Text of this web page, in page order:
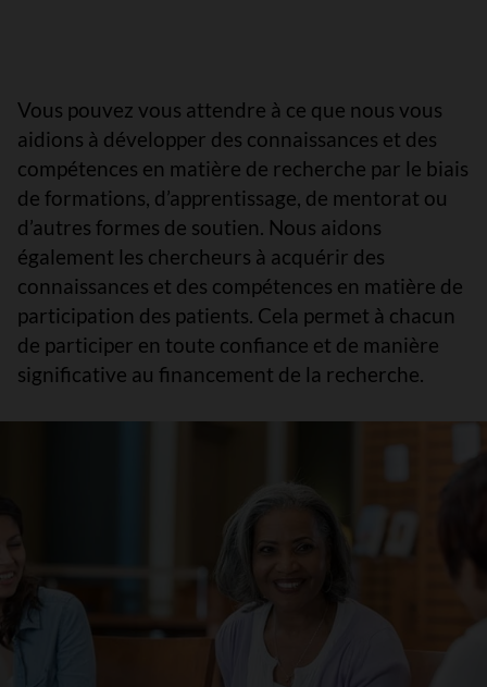
Vous pouvez vous attendre à ce que nous vous
aidions à développer des connaissances et des
compétences en matière de recherche par le biais
de formations, d’apprentissage, de mentorat ou
d’autres formes de soutien. Nous aidons
également les chercheurs à acquérir des
connaissances et des compétences en matière de
participation des patients. Cela permet à chacun
de participer en toute confiance et de manière
significative au financement de la recherche.